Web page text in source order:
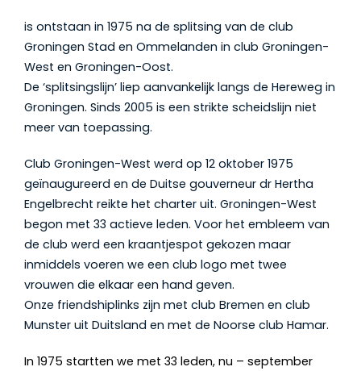
is ontstaan in 1975 na de splitsing van de club
Groningen Stad en Ommelanden in club Groningen-
West en Groningen-Oost.
De ‘splitsingslijn’ liep aanvankelijk langs de Hereweg in
Groningen. Sinds 2005 is een strikte scheidslijn niet
meer van toepassing.
Club Groningen-West werd op 12 oktober 1975
geïnaugureerd en de Duitse gouverneur dr Hertha
Engelbrecht reikte het charter uit. Groningen-West
begon met 33 actieve leden. Voor het embleem van
de club werd een kraantjespot gekozen maar
inmiddels voeren we een club logo met twee
vrouwen die elkaar een hand geven.
Onze friendshiplinks zijn met club Bremen en club
Munster uit Duitsland en met de Noorse club Hamar.
In 1975 startten we met 33 leden, nu – september